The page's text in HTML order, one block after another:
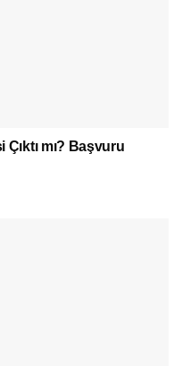
mı? Başvuru